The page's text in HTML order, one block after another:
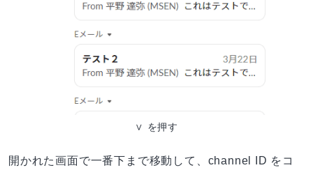
∨ を押す
開かれた画面で一番下まで移動して、channel ID をコ